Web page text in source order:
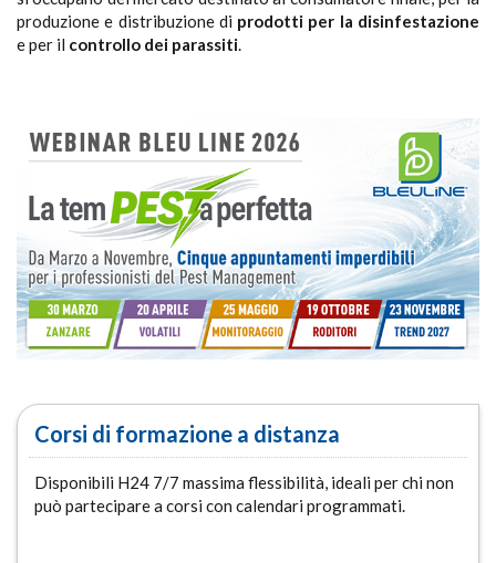
produzione e distribuzione di prodotti per la disinfestazione
e per il controllo dei parassiti.
Corsi di formazione a distanza
Disponibili H24 7/7 massima flessibilità, ideali per chi non
può partecipare a corsi con calendari programmati.